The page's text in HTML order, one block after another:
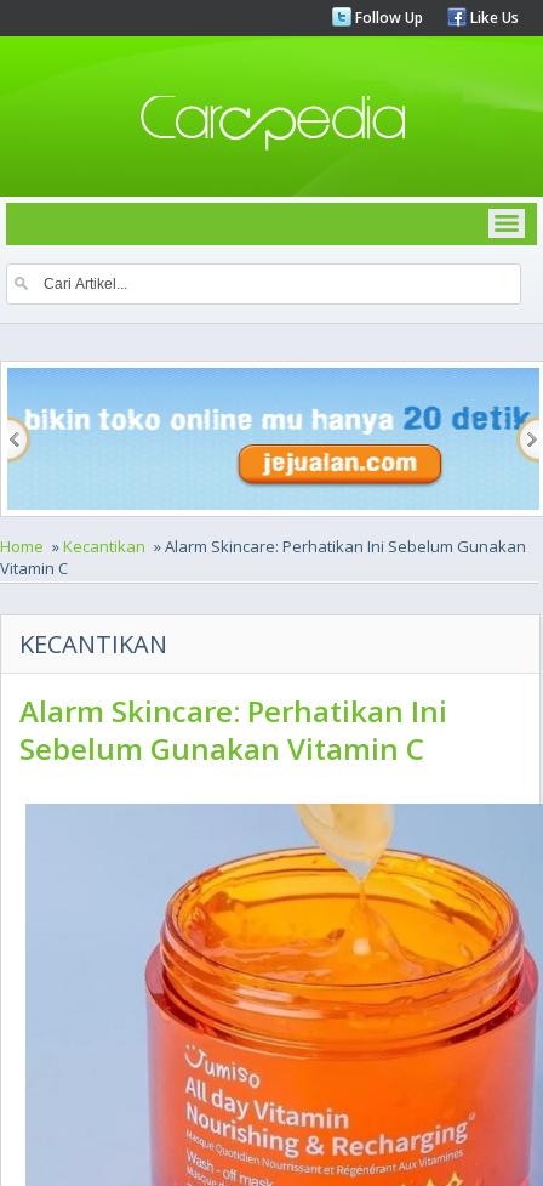
Follow Up Like Us
Home »Kecantikan » Alarm Skincare: Perhatikan Ini Sebelum Gunakan
Vitamin C
KECANTIKAN
Alarm Skincare: Perhatikan Ini
Sebelum Gunakan Vitamin C